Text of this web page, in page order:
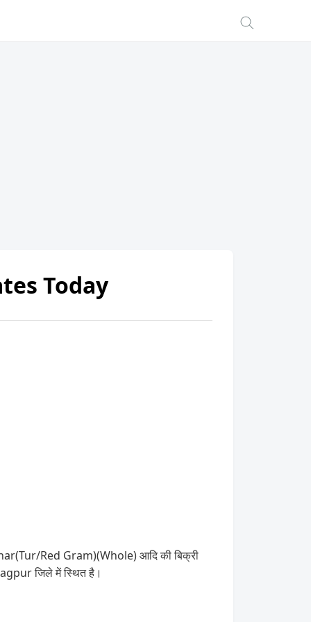
Today
Red Gram)(Whole) आदि की बिक्री
जिले में स्थित है।